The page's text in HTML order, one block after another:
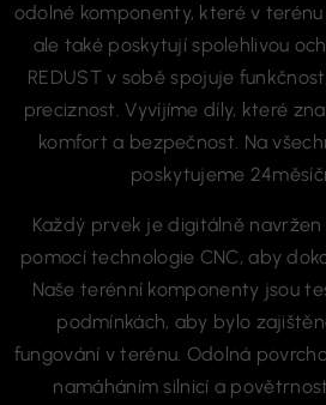
odolné komponenty, které v
ale také poskytují spolehlivou
REDUST v sobě spojuje
preciznost. Vyvíjíme díly, které
komfort a bezpečnost. Na
poskytujeme
Každý prvek je digitálně
pomocí technologie CNC, aby
Naše terénní komponenty jsou
podmínkách, aby bylo
fungování v terénu. Odolná
namáháním silnicí a